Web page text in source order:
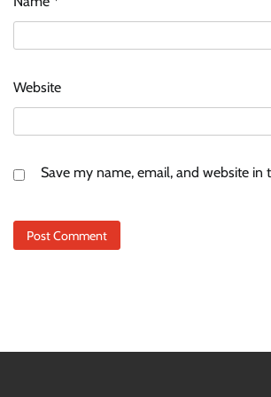
Website
Save my name, email, and website